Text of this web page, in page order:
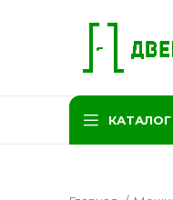
КАТАЛОГ